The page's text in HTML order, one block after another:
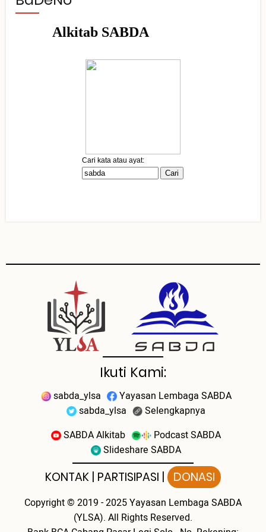
Ikuti Kami:
sabda_ylsa
Yayasan Lembaga SABDA
sabda_ylsa
Selengkapnya
SABDA Alkitab
Podcast SABDA
Slideshare SABDA
KONTAK PARTISIPASI DONASI
Copyright© 2019 - 2025Yayasan Lembaga SABDA
(YLSA). All Rights Reserved.